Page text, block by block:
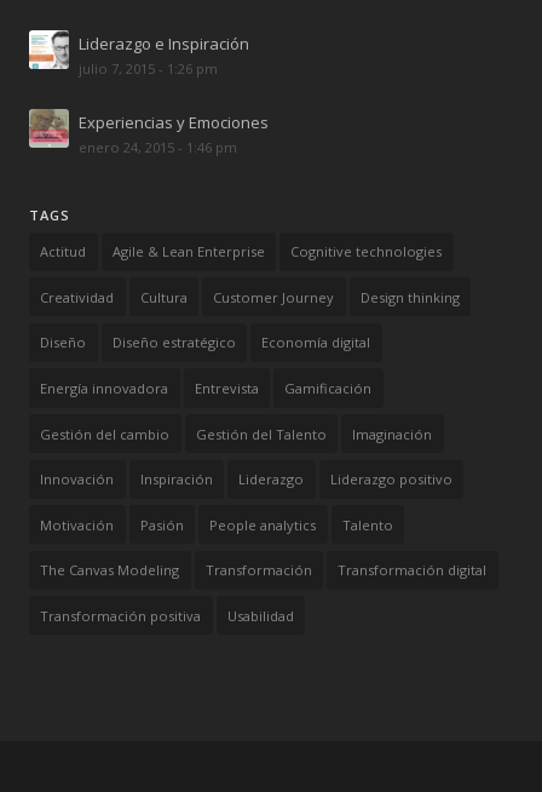
Liderazgo e Inspiración
julio 7, 2015 - 1:26 pm
Experiencias y Emociones
enero 24, 2015 - 1:46 pm
TAGS
Actitud Agile & Lean Enterprise Cognitive technologies
Creatividad Cultura Customer Journey Design thinking
Diseño Diseño estratégico Economía digital
Energía innovadora Entrevista Gamificación
Gestión del cambio Gestión del Talento Imaginación
Innovación Inspiración Liderazgo Liderazgo positivo
Motivación Pasión People analytics Talento
The Canvas Modeling Transformación Transformación digital
Transformación positiva Usabilidad